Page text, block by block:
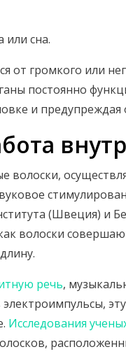
или сна.
от громкого или
постоянно
и предупреждая
волоски,
(Швеция) и
волоски
речь,
Исследования